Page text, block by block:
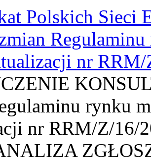
Polskich Sieci
nr
rynku
nr RRM/Z/16/